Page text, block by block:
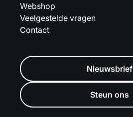
Webshop
Veelgestelde vragen
Contact
Nieuwsbrief
Steun ons